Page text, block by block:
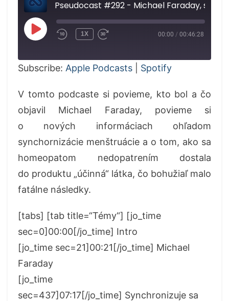
PLAY
EPISODE
1X 00:00 / 00:46:28
Subscribe: Apple Podcasts Spotify
V tomto podcaste si povieme, kto bol a čo
objavil Michael Faraday, povieme si
o nových informáciach ohľadom
synchornizácie menštruácie a o tom, ako sa
homeopatom nedopatrením dostala
do produktu „účinná“ látka, čo bohužiaľ malo
fatálne následky.
[tabs] [tab title=“Témy“] [jo_time
sec=0]00:00[/jo_time] Intro
[jo_time sec=21]00:21[/jo_time] Michael
Faraday
[jo_time
sec=437]07:17[/jo_time] Synchronizuje sa